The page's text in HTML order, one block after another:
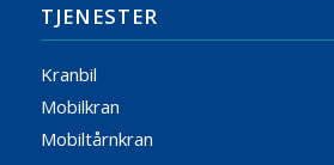
TJENESTER
Kranbil
Mobilkran
Mobiltårnkran